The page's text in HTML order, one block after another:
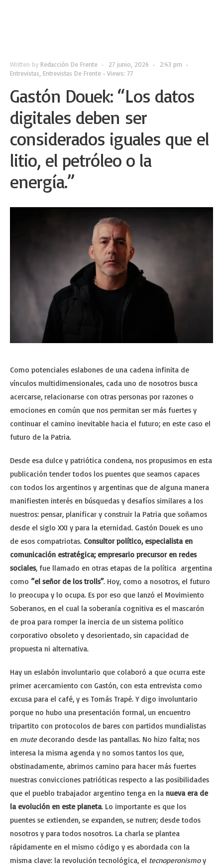
Written by Redacción De Frente • 27 junio, 2026 • 2:43 pm
•
Entrevistas Entrevistas De Frente • Views: 77
Gastón Douek: “Los datos
digitales deben ser
considerados iguales que el
litio, el petróleo o la
energía.”
Como potenciales eslabones de una cadena infinita de
vínculos multidimensionales, cada uno de nosotros busca
acercarse, relacionarse con otras personas por razones o
emociones en común que nos permitan ser más fuertes y
continuar el camino inevitable hacia el futuro; en este caso el
futuro de la Patria.
Desde esa dulce y patriótica condena, nos propusimos en esta
publicación tender todos los puentes que seamos capaces
con todos los argentinos y argentinas que de alguna manera
manifiesten interés en búsquedas y desafíos similares a los
nuestros: pensar, planificar y construir la Patria que soñamos
desde el siglo XXI y para la eternidad. Gastón Douek es uno
de esos compatriotas. Consultor político, especialista en
comunicación estratégica; empresario precursor en redes
sociales, fue llamado en otras etapas de la política argentina
como “el señor de los trolls”. Hoy, como a nosotros, el futuro
lo preocupa y lo ocupa. Es por eso que lanzó el Movimiento
Soberanos, en el cual la soberanía cognitiva es el mascarón
de proa para romper la inercia de un sistema político
corporativo obsoleto y desorientado, sin capacidad de
propuesta ni alternativa.
Hay un eslabón involuntario que colaboró a que ocurra este
primer acercamiento con Gastón, con esta entrevista como
excusa para el café, y es Tomás Trapé. Y digo involuntario
porque no hubo una presentación formal, un encuentro
tripartito con protocolos de bares con partidos mundialistas
en mute decorando desde las pantallas. No hizo falta; nos
interesa la misma agenda y no somos tantos los que,
obstinadamente, abrimos camino para hacer más fuertes
nuestras convicciones patrióticas respecto a las posibilidades
que el pueblo trabajador argentino tenga en la nueva era de
la evolución en este planeta. Lo importante es que los
puentes se extienden, se expanden, se nutren; desde todos
nosotros y para todos nosotros. La charla se plantea
rápidamente en el mismo código y es abordada con la
misma clave: la revolución tecnológica, el tecnoperonismoy